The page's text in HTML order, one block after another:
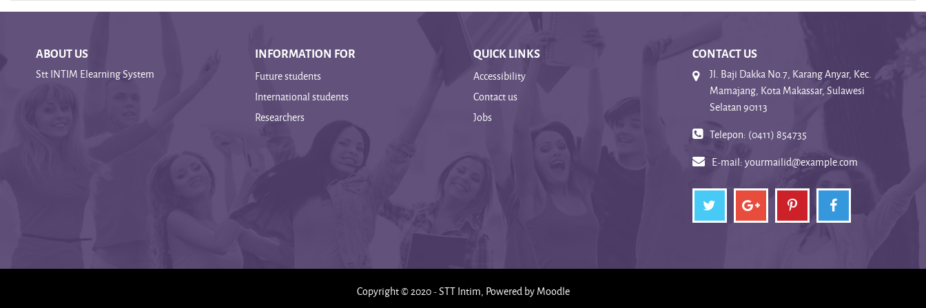
ABOUT US
Stt INTIM Elearning System
INFORMATION FOR
Future students
International students
Researchers
QUICK LINKS
Accessibility
Contact us
Jobs
CONTACT US
Jl. Baji Dakka No.7, Karang Anyar, Kec.
Mamajang, Kota Makassar, Sulawesi
Selatan 90113
Telepon: (0411) 854735
E-mail:yourmailid@example.com
Copyright © 2020 - STT Intim, Powered by Moodle